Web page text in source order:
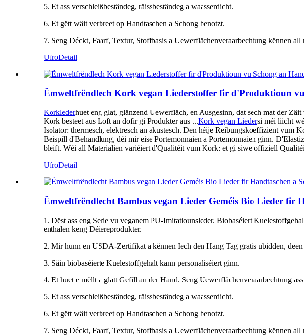
5. Et ass verschleißbeständeg, räissbeständeg a waasserdicht.
6. Et gëtt wäit verbreet op Handtaschen a Schong benotzt.
7. Seng Déckt, Faarf, Textur, Stoffbasis a Uewerflächenveraarbechtung kënnen
UfroDetail
Ëmweltfrëndlech Kork vegan Liederstoffer fir d'Produktioun
Korklederhuet eng glat, glänzend Uewerfläch, en Ausgesinn, dat sech mat der
Kork besteet aus Loft an dofir gi Produkter aus ...Kork vegan Liedersi méi liicht
Isolator: thermesch, elektresch an akustesch. Den héije Reibungskoeffizient vum
Beispill d'Behandlung, déi mir eise Portemonnaien a Portemonnaien ginn.
bleift. Wéi all Materialien variéiert d'Qualitéit vum Kork: et gi siwe offiziell
UfroDetail
Ëmweltfrëndlecht Bambus vegan Lieder Geméis Bio Lieder fir
1. Dëst ass eng Serie vu veganem PU-Imitatiounsleder. Biobaséiert
enthalen keng Déiereprodukter.
2. Mir hunn en USDA-Zertifikat a kënnen Iech den Hang Tag gratis ubidden,
3. Säin biobaséierte Kuelestoffgehalt kann personaliséiert ginn.
4. Et huet e mëllt a glatt Gefill an der Hand. Seng Uewerflächenveraarbechtung ass
5. Et ass verschleißbeständeg, räissbeständeg a waasserdicht.
6. Et gëtt wäit verbreet op Handtaschen a Schong benotzt.
7. Seng Déckt, Faarf, Textur, Stoffbasis a Uewerflächenveraarbechtung kënnen